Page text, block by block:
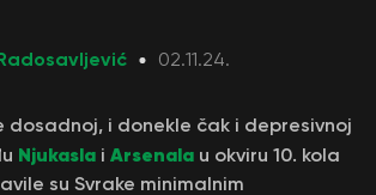
02.11.24.
dosadnoj, i donekle čak i depresivnoj
Njukasla i Arsenala u okviru 10. kola
su Svrake minimalnim